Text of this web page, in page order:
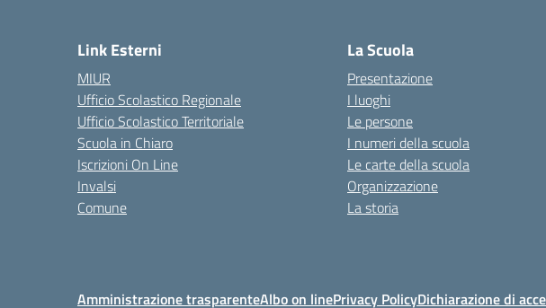
Link Esterni
MIUR
Ufficio Scolastico Regionale
Ufficio Scolastico Territoriale
Scuola in Chiaro
Iscrizioni On Line
Invalsi
Comune
La Scuola
Presentazione
I luoghi
Le persone
I numeri della scuola
Le carte della scuola
Organizzazione
La storia
Amministrazione trasparenteAlbo on linePrivacy PolicyDichiarazione di